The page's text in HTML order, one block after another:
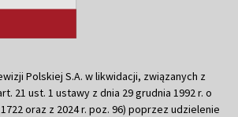
Polskiej S.A. w likwidacji, związanych z
21 ust. 1 ustawy z dnia 29 grudnia 1992 r. o
oraz z 2024 r. poz. 96) poprzez udzielenie